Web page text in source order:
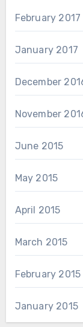
February 2017
January 2017
December
November
June 2015
May 2015
April 2015
March 2015
February 2015
January 2015